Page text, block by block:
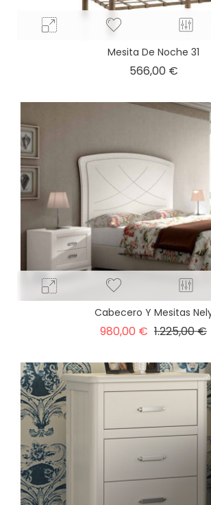
Mesita De Noche 31
566,00 €Precio
Cabecero Y Mesitas
980,00 € Precio
1.225,00 €